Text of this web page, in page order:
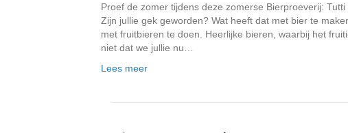
Proef de zomer tijdens deze zomerse Bierproeverij:
Zijn jullie gek geworden? Wat heeft dat met bier te
met fruitbieren te doen. Heerlijke bieren, waarbij het
niet dat we jullie nu…
Lees meer